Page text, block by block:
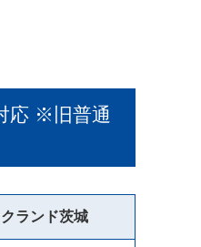
応 ※旧普通
クランド茨城